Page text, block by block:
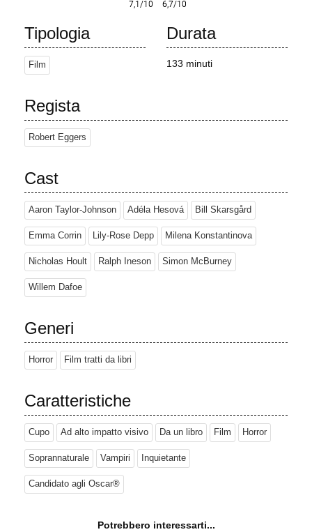
Tipologia
Film
Durata
133 minuti
Regista
Robert Eggers
Cast
Aaron Taylor-Johnson Adéla Hesová Bill Skarsgård
Emma Corrin Lily-Rose Depp Milena Konstantinova
Nicholas Hoult Ralph Ineson Simon McBurney
Willem Dafoe
Generi
Horror Film tratti da libri
Caratteristiche
Cupo Ad alto impatto visivo Da un libro Film Horror
Soprannaturale Vampiri Inquietante
Candidato agli Oscar®
Potrebbero interessarti...